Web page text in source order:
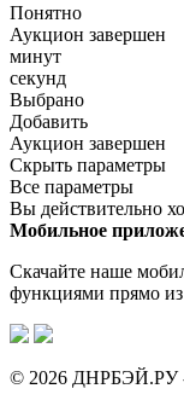
Понятно
Аукцион завершен
минут
секунд
Выбрано
Добавить
Аукцион завершен
Скрыть параметры
Все параметры
Вы действительно
Мобильное
Скачайте наше
функциями прямо из
© 2026 ДНРБЭЙ.РУ -